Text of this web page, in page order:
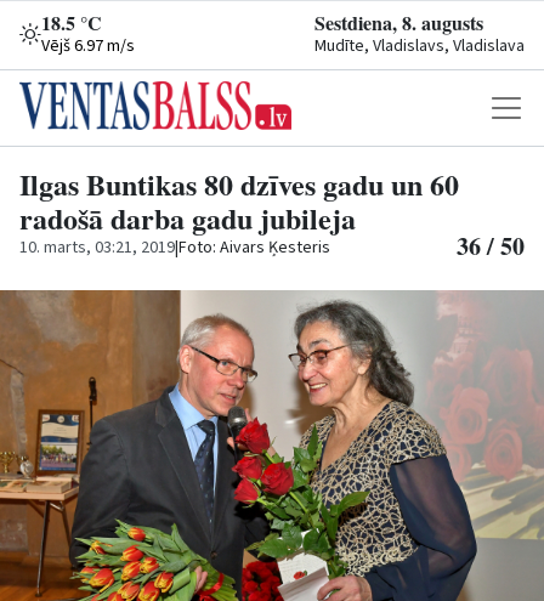
18.5 °C
Vējš 6.97 m/s
Sestdiena, 8. augusts
Mudīte, Vladislavs, Vladislava
Ilgas Buntikas 80 dzīves gadu un 60
radošā darba gadu jubileja
10. marts, 03:21, 2019|Foto: Aivars Ķesteris 36 / 50